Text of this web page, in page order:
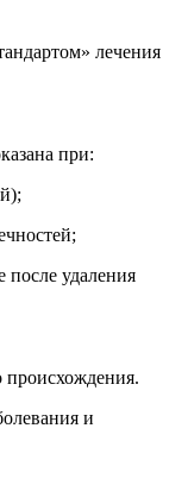
лечения
при:
после удаления
происхождения.
и